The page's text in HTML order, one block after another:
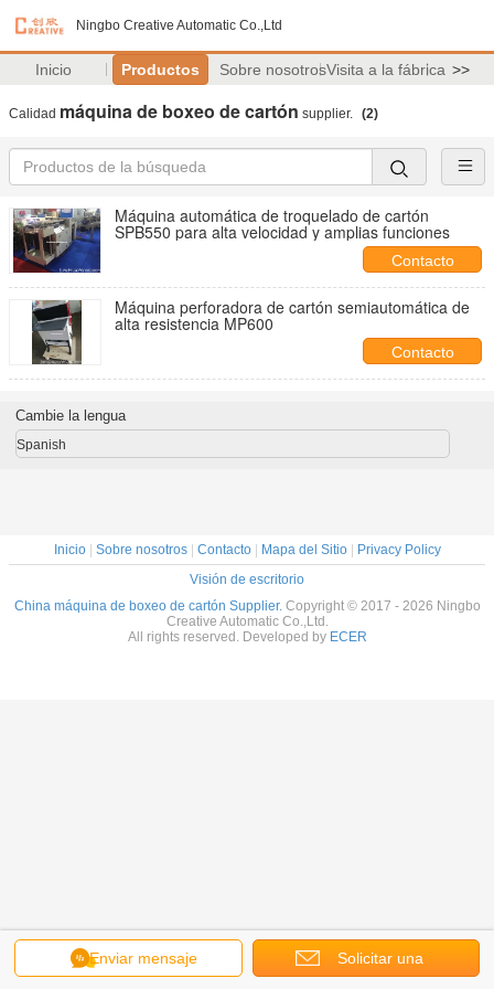
Ningbo Creative Automatic Co.,Ltd
Inicio Productos Sobre nosotrosVisita a la fábrica >>
Calidad máquina de boxeo de cartón supplier. (2)
Máquina automática de troquelado de cartón
SPB550 para alta velocidad y amplias funciones
Contacto
Máquina perforadora de cartón semiautomática de
alta resistencia MP600
Contacto
Enviar mensaje Solicitar una
Cambie la lengua
Spanish
Inicio| Sobre nosotros| Contacto| Mapa del Sitio|
Privacy Policy
Visión de escritorio
China máquina de boxeo de cartón Supplier. Copyright © 2017 - 2026 Ningbo
Creative Automatic Co.,Ltd.
All rights reserved. Developed by ECER